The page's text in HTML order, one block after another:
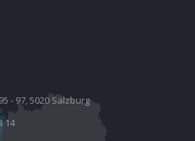
- 97, 5020 Salzburg
14